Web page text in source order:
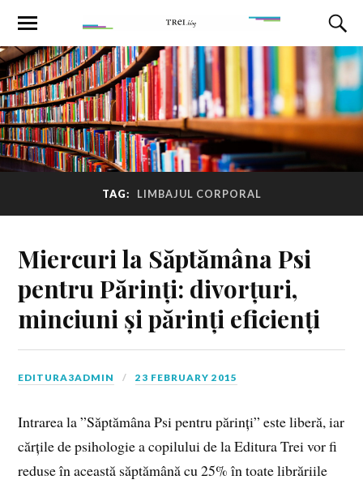
TAG: LIMBAJUL CORPORAL
Miercuri la Săptămâna Psi
pentru Părinți: divorțuri,
minciuni și părinți eficienți
EDITURA3ADMIN 23 FEBRUARY 2015
Intrarea la ”Săptămâna Psi pentru părinți” este liberă, iar
cărțile de psihologie a copilului de la Editura Trei vor fi
reduse în această săptămână cu 25% în toate librăriile